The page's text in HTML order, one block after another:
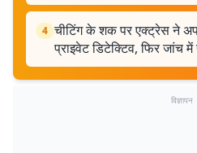
4 चीटिंग के शक पर एक्ट्रेस ने
प्राइवेट डिटेक्टिव, फिर जांच
विज्ञापन